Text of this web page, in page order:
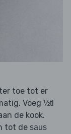
toe tot er
Voeg ½tl
de kook.
tot de saus